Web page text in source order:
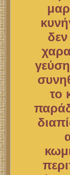
δεν
το